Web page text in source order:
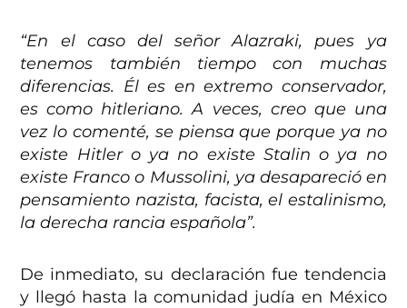
“En el caso del señor Alazraki, pues ya
tenemos también tiempo con muchas
diferencias. Él es en extremo conservador,
es como hitleriano. A veces, creo que una
vez lo comenté, se piensa que porque ya no
existe Hitler o ya no existe Stalin o ya no
existe Franco o Mussolini, ya desapareció en
pensamiento nazista, facista, el estalinismo,
la derecha rancia española”.
De inmediato, su declaración fue tendencia
y llegó hasta la comunidad judía en México